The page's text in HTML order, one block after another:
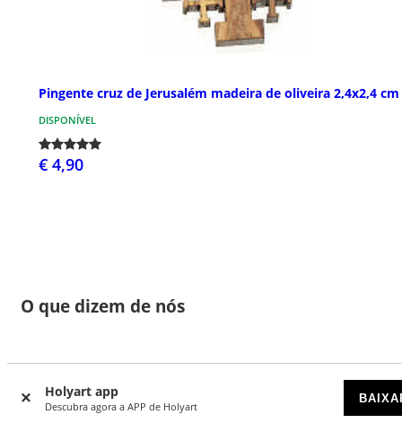
Holyart app
Descubra agora a APP de Holyart
Pingente cruz de Jerusalém madeira de oliveira 2,4x2,4 cm
DISPONÍVEL
€ 4,90
O que dizem de nós
53
4.81 de 5 estrelas